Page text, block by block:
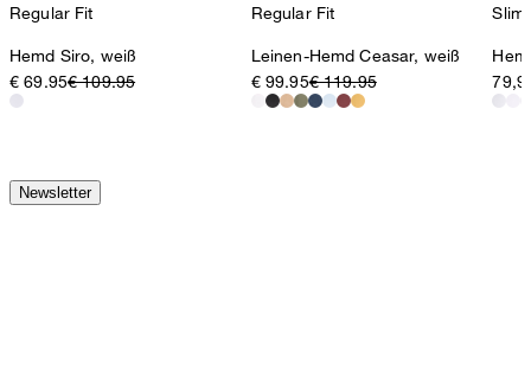
Regular Fit
Hemd Siro, weiß
€ 69.95€ 109.95
Regular Fit
Leinen-Hemd Ceasar, weiß
€ 99.95€ 119.95
Slim
Newsletter